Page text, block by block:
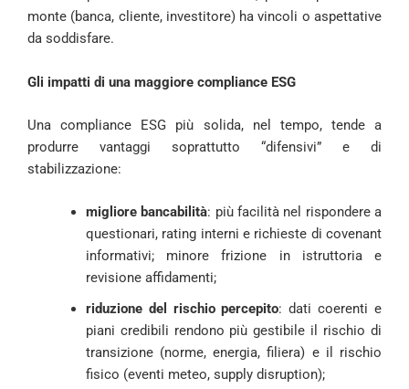
monte (banca, cliente, investitore) ha vincoli o aspettative
da soddisfare.
Gli impatti di una maggiore compliance ESG
Una compliance ESG più solida, nel tempo, tende a
produrre vantaggi soprattutto “difensivi” e di
stabilizzazione:
migliore bancabilità: più facilità nel rispondere a
questionari, rating interni e richieste di covenant
informativi; minore frizione in istruttoria e
revisione affidamenti;
riduzione del rischio percepito: dati coerenti e
piani credibili rendono più gestibile il rischio di
transizione (norme, energia, filiera) e il rischio
fisico (eventi meteo, supply disruption);